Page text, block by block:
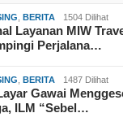
BERITA 1504 Dilihat
Layanan MIW
Perjalana…
BERITA 1487 Dilihat
Gawai
ILM “Sebel…